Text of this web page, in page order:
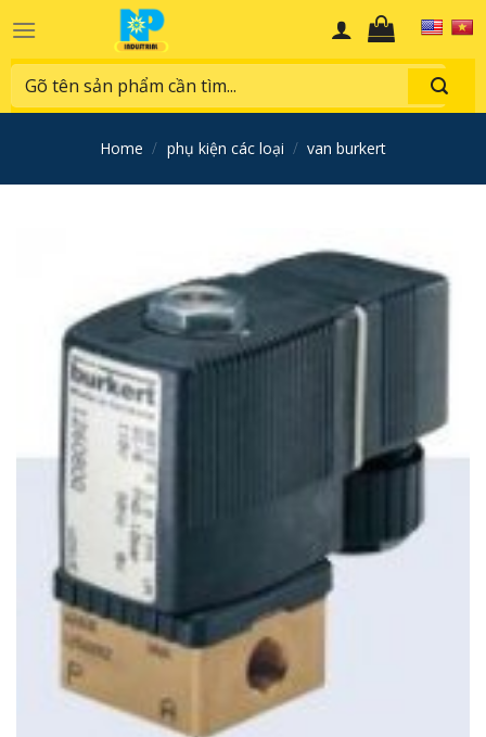
to
content
Search
for:
home / phụ kiện các loại / van burkert